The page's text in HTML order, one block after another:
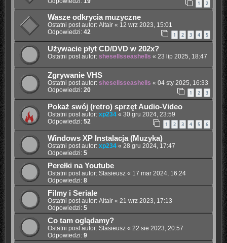
1 2
Wasze odkrycia muzyczne
Ostatni post autor: Altair« 12 wrz 2023, 15:01
Odpowiedzi: 42 1 2 3 4 5
Używacie płyt CD/DVD w 202x?
Ostatni post autor: shesellsseashells « 23 lip 2025, 18:47
Zgrywanie VHS
Ostatni post autor: shesellsseashells « 04 sty 2025, 16:33
Odpowiedzi: 20 1 2 3
Pokaż swój (retro) sprzęt Audio-Video
Ostatni post autor: xp234« 30 gru 2024, 23:59
Odpowiedzi: 52 1 2 3 4 5 6
Windows XP Instalacja (Muzyka)
Ostatni post autor: xp234« 28 gru 2024, 17:47
Odpowiedzi: 5
Perełki na Youtube
Ostatni post autor: Stasieusz« 17 mar 2024, 16:24
Odpowiedzi: 8
Filmy i Seriale
Ostatni post autor: Altair« 21 wrz 2023, 17:13
Odpowiedzi: 5
Co tam oglądamy?
Ostatni post autor: Stasieusz« 22 sie 2023, 20:57
Odpowiedzi: 9